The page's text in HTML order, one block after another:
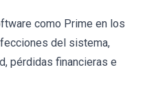
como Prime en los
del sistema,
pérdidas financieras e